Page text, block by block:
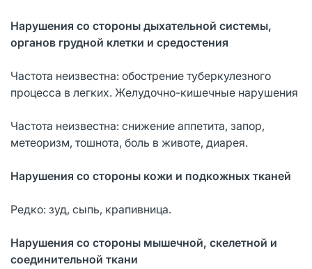
Нарушения со стороны дыхательной системы,
органов грудной клетки и средостения
Частота неизвестна: обострение туберкулезного
процесса в легких. Желудочно-кишечные нарушения
Частота неизвестна: снижение аппетита, запор,
метеоризм, тошнота, боль в животе, диарея.
Нарушения со стороны кожи и подкожных тканей
Редко: зуд, сыпь, крапивница.
Нарушения со стороны мышечной, скелетной и
соединительной ткани